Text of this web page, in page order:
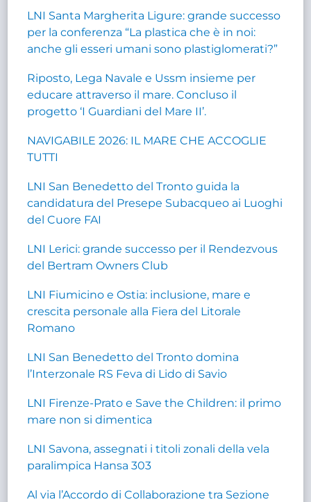
LNI Santa Margherita Ligure: grande successo
per la conferenza “La plastica che è in noi:
anche gli esseri umani sono plastiglomerati?”
Riposto, Lega Navale e Ussm insieme per
educare attraverso il mare. Concluso il
progetto ‘I Guardiani del Mare II’.
NAVIGABILE 2026: IL MARE CHE ACCOGLIE
TUTTI
LNI San Benedetto del Tronto guida la
candidatura del Presepe Subacqueo ai Luoghi
del Cuore FAI
LNI Lerici: grande successo per il Rendezvous
del Bertram Owners Club
LNI Fiumicino e Ostia: inclusione, mare e
crescita personale alla Fiera del Litorale
Romano
LNI San Benedetto del Tronto domina
l’Interzonale RS Feva di Lido di Savio
LNI Firenze-Prato e Save the Children: il primo
mare non si dimentica
LNI Savona, assegnati i titoli zonali della vela
paralimpica Hansa 303
Al via l’Accordo di Collaborazione tra Sezione